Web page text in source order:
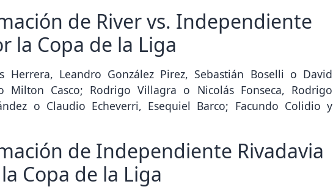
de River vs. Independiente
la Copa de la Liga
Herrera, Leandro González Pirez, Sebastián Boselli o David
Milton Casco; Rodrigo Villagra o Nicolás Fonseca, Rodrigo
o Claudio Echeverri, Esequiel Barco; Facundo Colidio y
de Independiente Rivadavia
Copa de la Liga